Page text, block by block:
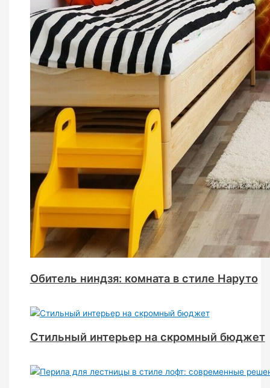
Обитель ниндзя: комната в стиле Наруто
Стильный интерьер на скромный бюджет